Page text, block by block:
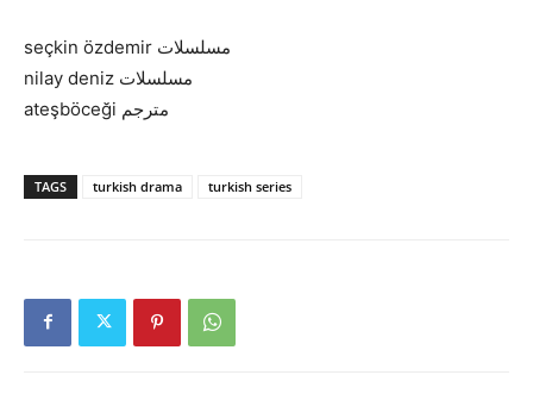
seçkin özdemir مسلسلات
nilay deniz مسلسلات
ateşböceği مترجم
TAGS turkish drama turkish series